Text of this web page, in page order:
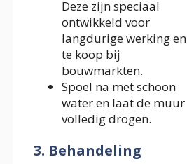
Deze zijn speciaal
ontwikkeld voor
langdurige werking en
te koop bij
bouwmarkten.
Spoel na met schoon
water en laat de muur
volledig drogen.
3. Behandeling